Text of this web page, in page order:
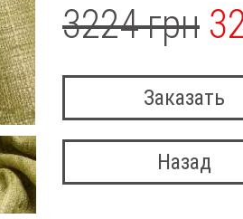
3224 грн
Заказать
Назад